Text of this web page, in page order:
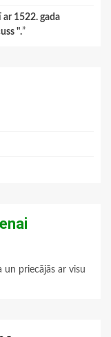
1522. gada
".”
un priecājās ar visu